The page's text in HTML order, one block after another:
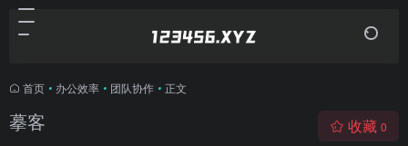
首页 • 办公效率 • 团队协作 • 正文
摹客 收藏 0